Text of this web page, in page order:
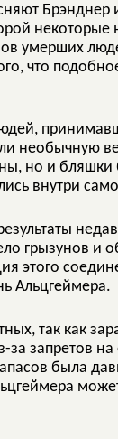
Брэнднер
некоторые
умерших
что
необычную
но и
внутри
грызунов и
этого
Альцгеймера.
так как
за запретов
была